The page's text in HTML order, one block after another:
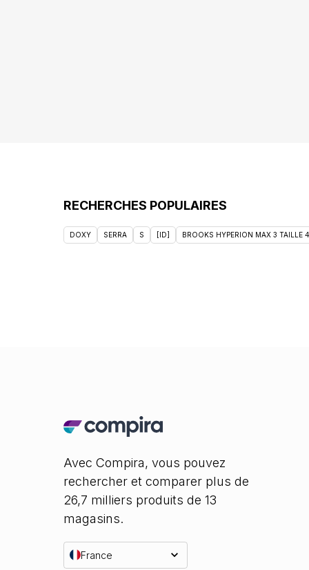
RECHERCHES POPULAIRES
DOXY SERRA S [ID] BROOKS HYPERION MAX 3 TAILLE
Avec Compira, vous pouvez
rechercher et comparer plus de
26,7 milliers produits de 13
magasins.
France